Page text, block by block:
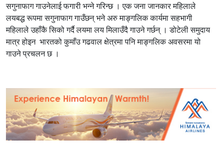
सगुनाफाग गाउनेलाई फगारी भन्ने गरिन्छ । एक जना जानकार महिलाले
लयबद्ध रूपमा सगुनाफाग गाउँछन् भने अरु माङ्गलिक कार्यमा सहभागी
महिलाले उहाँकै सिको गर्दै लयमा लय मिलाउँदै गाउने गर्छन् । डोटेली समुदाय
मात्र होइन भारतको कुमाँउ गढवाल क्षेत्रमा पनि माङ्गलिक अवसरमा यो
गाउने प्रचलन छ ।